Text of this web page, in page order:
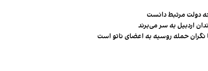
دولت مرتبط دانست
نگران حمله روسیه به اعضای ناتو‌ است